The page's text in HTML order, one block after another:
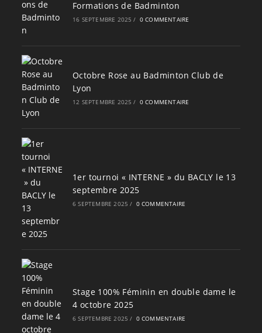
Formations de Badminton
16 SEPTEMBRE 2025 / 0 COMMENTAIRE
Octobre Rose au Badminton Club de
Lyon
12 SEPTEMBRE 2025 / 0 COMMENTAIRE
1er tournoi « INTERNE » du BACLY le 13
septembre 2025
6 SEPTEMBRE 2025 / 0 COMMENTAIRE
Stage 100% Féminin en double dame le
4 octobre 2025
6 SEPTEMBRE 2025 / 0 COMMENTAIRE